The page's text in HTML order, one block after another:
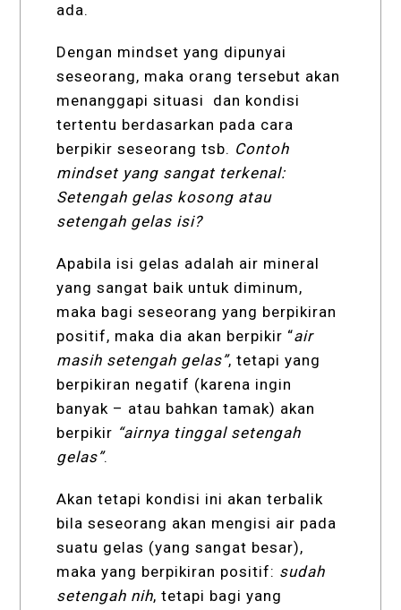
ada.
Dengan mindset yang dipunyai
seseorang, maka orang tersebut akan
menanggapi situasi dan kondisi
tertentu berdasarkan pada cara
berpikir seseorang tsb. Contoh
mindset yang sangat terkenal:
Setengah gelas kosong atau
setengah gelas isi?
Apabila isi gelas adalah air mineral
yang sangat baik untuk diminum,
maka bagi seseorang yang berpikiran
positif, maka dia akan berpikir “air
masih setengah gelas”, tetapi yang
berpikiran negatif (karena ingin
banyak – atau bahkan tamak) akan
berpikir “airnya tinggal setengah
gelas”.
Akan tetapi kondisi ini akan terbalik
bila seseorang akan mengisi air pada
suatu gelas (yang sangat besar),
maka yang berpikiran positif: sudah
setengah nih, tetapi bagi yang